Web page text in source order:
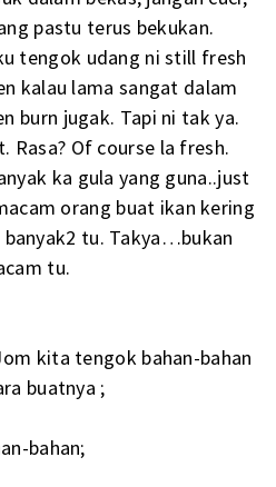
pastu terus bekukan.
tengok udang ni still fresh
kalau lama sangat dalam
burn jugak. Tapi ni tak ya.
Rasa? Of course la fresh.
ka gula yang guna..just
orang buat ikan kering
tu. Takya…bukan
tu.
kita tengok bahan-bahan
buatnya ;
bahan;